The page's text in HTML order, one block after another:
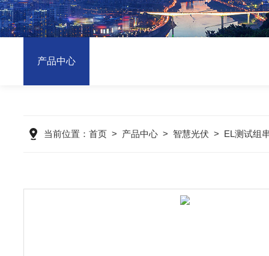
产品中心
当前位置： 首页 > 产品中心 > 智慧光伏 > EL测试组